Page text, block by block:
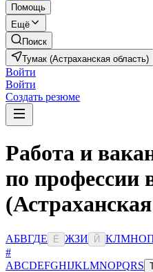
Помощь
Ещё
Поиск
Тумак (Астраханская область)
Войти
Войти
Создать резюме
Работа и
по профессии
АБВГДЕ Ё ЖЗИ Й КЛМНО
#
ABCDEFGHIJKLMNOPQRS